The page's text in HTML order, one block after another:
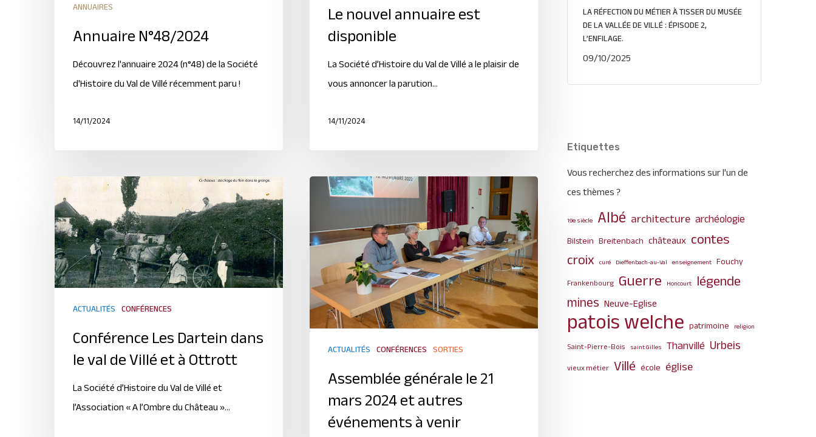
Le nouvel annuaire est
disponible
La Société d’Histoire du Val de Villé a le plaisir de
vous annoncer la parution…
14/11/2024
ANNUAIRES
Annuaire N°48/2024
Découvrez l'annuaire 2024 (n°48) de la Société
d'Histoire du Val de Villé récemment paru !
14/11/2024
ACTUALITÉS CONFÉRENCES
Conférence Les Dartein dans
le val de Villé et à Ottrott
La Société d’Histoire du Val de Villé et
l’Association « A l’Ombre du Château »…
ACTUALITÉS CONFÉRENCES SORTIES
Assemblée générale le 21
mars 2024 et autres
événements à venir
LA RÉFECTION DU MÉTIER À TISSER DU MUSÉE
DE LA VALLÉE DE VILLÉ : ÉPISODE 2,
L’ENFILAGE.
09/10/2025
Etiquettes
Vous recherchez des informations sur l'un de
ces thèmes ?
19e siècle Albé architecture archéologie
Bilstein Breitenbach châteaux contes
croix curé Dieffenbach-au-Val enseignement Fouchy
Frankenbourg Guerre Honcourt légende
mines Neuve-Eglise
patois welche patrimoine religion
Saint-Pierre-Bois saint Gilles Thanvillé Urbeis
vieux métier Villé école église